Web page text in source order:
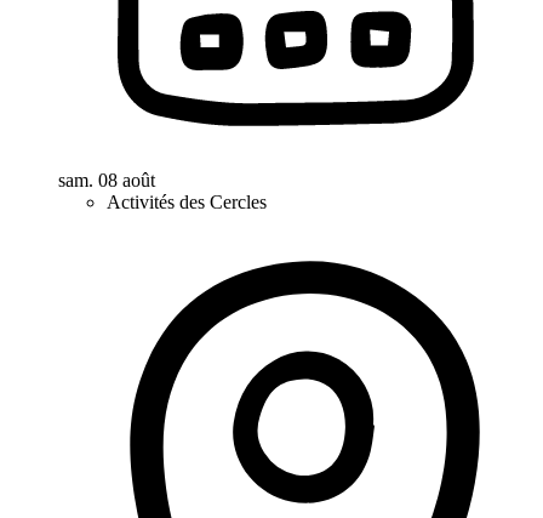
sam. 08 août
Activités des Cercles